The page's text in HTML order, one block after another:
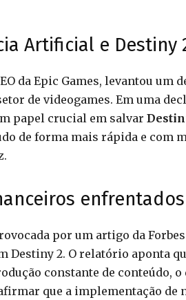
Artificial e Destiny
da Epic Games, levantou
de videogames. Em uma
papel crucial em salvar
de forma mais rápida e com
por um artigo da
Destiny 2. O relatório aponta
constante de conteúdo,
que a implementação